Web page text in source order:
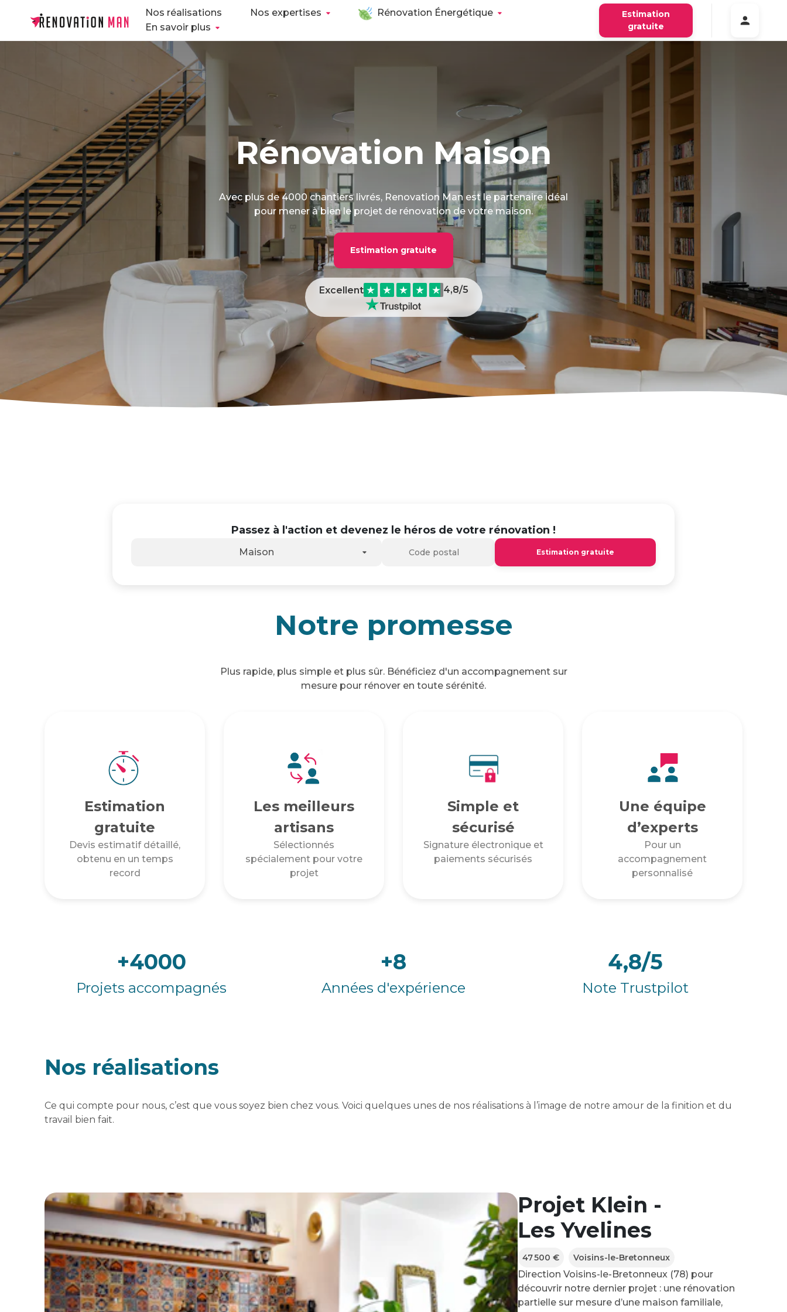
Nos réalisations Nos expertises
Rénovation Énergétique
En savoir plus
Estimation
gratuite
Rénovation Maison
Avec plus de 4000 chantiers livrés, Renovation Man est le partenaire idéal
pour mener à bien le projet de rénovation de votre maison.
Estimation gratuite
Excellent 4,8/5
Passez à l'action et devenez le héros de votre rénovation !
Maison Estimation gratuite
Notre promesse
Plus rapide, plus simple et plus sûr. Bénéficiez d'un accompagnement sur
mesure pour rénover en toute sérénité.
Estimation
gratuite
Devis estimatif détaillé,
obtenu en un temps
record
Les meilleurs
artisans
Sélectionnés
spécialement pour votre
projet
Simple et
sécurisé
Signature électronique et
paiements sécurisés
Une équipe
d’experts
Pour un
accompagnement
personnalisé
+4000
Projets accompagnés
+8
Années d'expérience
4,8/5
Note Trustpilot
Nos réalisations
Ce qui compte pour nous, c’est que vous soyez bien chez vous. Voici quelques unes de nos réalisations à l’image de notre amour de la finition et du
travail bien fait.
Projet Klein -
Les Yvelines
47 500 € Voisins-le-Bretonneux
Direction Voisins-le-Bretonneux (78) pour
découvrir notre dernier projet : une rénovation
partielle sur mesure d’une maison familiale,